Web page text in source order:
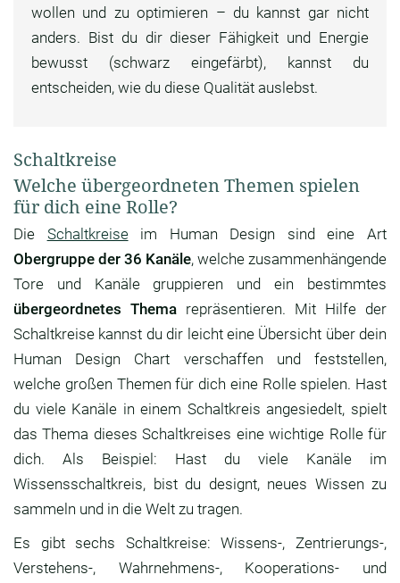
wollen und zu optimieren – du kannst gar nicht
anders. Bist du dir dieser Fähigkeit und Energie
bewusst (schwarz eingefärbt), kannst du
entscheiden, wie du diese Qualität auslebst.
Schaltkreise
Welche übergeordneten Themen spielen
für dich eine Rolle?
Die Schaltkreiseim Human Design sind eine Art
Obergruppe der 36 Kanäle, welche zusammenhängende
Tore und Kanäle gruppieren und ein bestimmtes
übergeordnetes Thema repräsentieren. Mit Hilfe der
Schaltkreise kannst du dir leicht eine Übersicht über dein
Human Design Chart verschaffen und feststellen,
welche großen Themen für dich eine Rolle spielen. Hast
du viele Kanäle in einem Schaltkreis angesiedelt, spielt
das Thema dieses Schaltkreises eine wichtige Rolle für
dich. Als Beispiel: Hast du viele Kanäle im
Wissensschaltkreis, bist du designt, neues Wissen zu
sammeln und in die Welt zu tragen.
Es gibt sechs Schaltkreise: Wissens-, Zentrierungs-,
Verstehens-, Wahrnehmens-, Kooperations- und